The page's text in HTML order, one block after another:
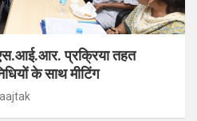
एस.आई.आर. प्रक्रिया तहत
के साथ मीटिंग